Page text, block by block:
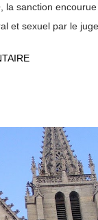
la sanction
et sexuel par le
qualifie les
Dans le
par l’employeur,
témoin, ne peut être